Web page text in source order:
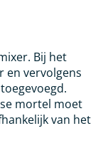
Bij het
en vervolgens
mortel moet
van het